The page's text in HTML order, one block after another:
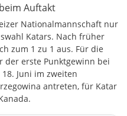
Auftakt
Nationalmannschaft nur
Katars. Nach früher
zum 1 zu 1 aus. Für die
der erste Punktgewinn bei
Juni im zweiten
antreten, für Katar